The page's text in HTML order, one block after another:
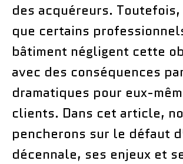
des acquéreurs.
que certains
bâtiment négligent cette
avec des conséquences
dramatiques pour eux-
clients. Dans cet article,
pencherons sur le défaut
décennale, ses enjeux et